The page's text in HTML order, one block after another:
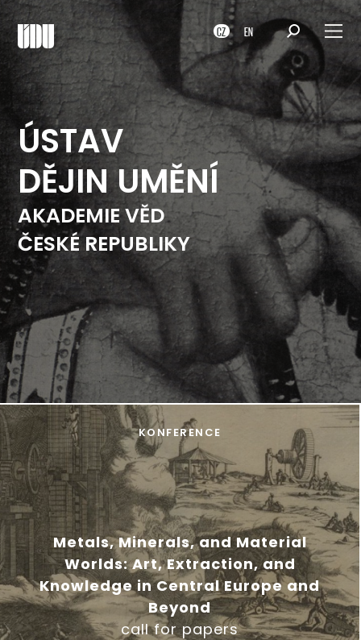
CZ EN
ÚSTAV
DĚJIN UMĚNÍ
AKADEMIE VĚD
ČESKÉ REPUBLIKY
Metals, Minerals, and Material
Worlds: Art, Extraction, and
Knowledge in Central Europe and
Beyond
call for papers
KONFERENCE